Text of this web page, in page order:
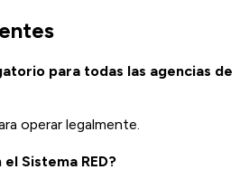
para todas las agencias de
operar legalmente.
Sistema RED?